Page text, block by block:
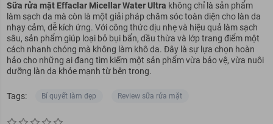
Sữa rửa mặt Effaclar Micellar Water Ultra không chỉ là sản phẩm
làm sạch da mà còn là một giải pháp chăm sóc toàn diện cho làn da
nhạy cảm, dễ kích ứng. Với công thức dịu nhẹ và hiệu quả làm sạch
sâu, sản phẩm giúp loại bỏ bụi bẩn, dầu thừa và lớp trang điểm một
cách nhanh chóng mà không làm khô da. Đây là sự lựa chọn hoàn
hảo cho những ai đang tìm kiếm một sản phẩm vừa bảo vệ, vừa nuôi
dưỡng làn da khỏe mạnh từ bên trong.
Tags: Bí quyết làm đẹp Review sữa rửa mặt